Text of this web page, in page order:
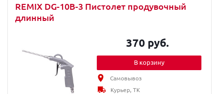
REMIX DG-10B-3 Пистолет продувочный
длинный
370 руб.
В корзину
Самовывоз
Курьер, ТК